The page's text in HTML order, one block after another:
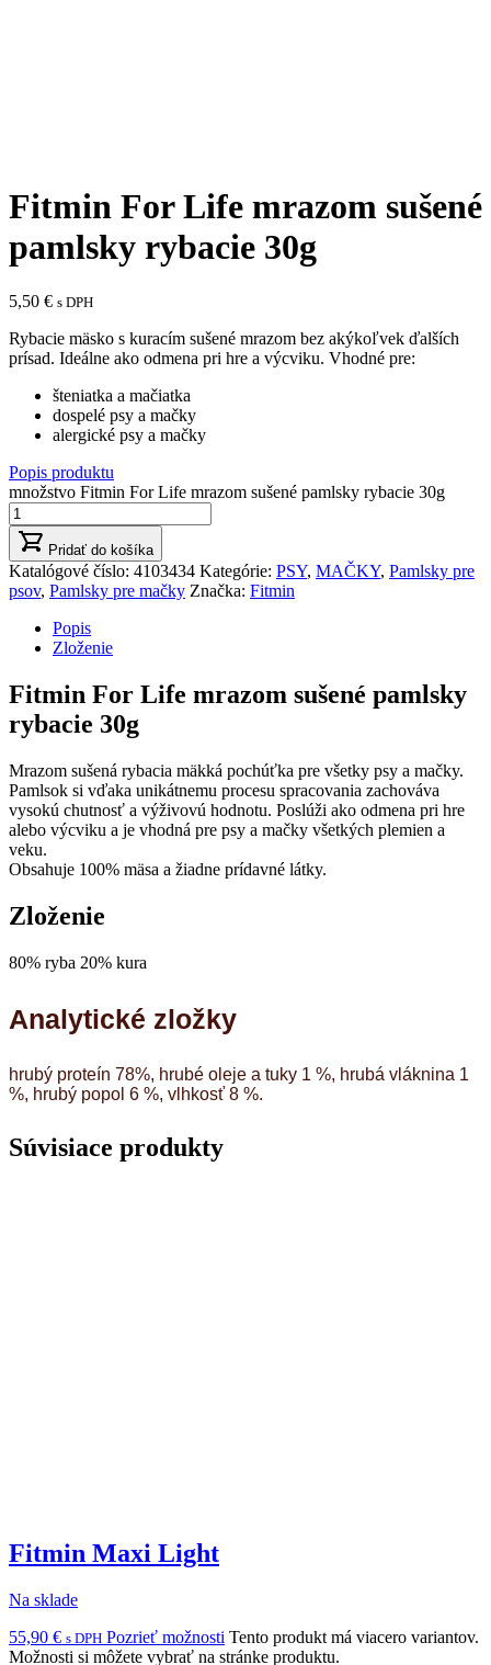
Fitmin For Life mrazom sušené
pamlsky rybacie 30g
5,50 € s DPH
Rybacie mäsko s kuracím sušené mrazom bez akýkoľvek ďalších
prísad. Ideálne ako odmena pri hre a výcviku. Vhodné pre:
šteniatka a mačiatka
dospelé psy a mačky
alergické psy a mačky
Popis produktu
množstvo Fitmin For Life mrazom sušené pamlsky rybacie 30g
Pridať do košíka
Katalógové číslo: 4103434 Kategórie: PSY, MAČKY, Pamlsky pre
psov, Pamlsky pre mačky Značka: Fitmin
Popis
Zloženie
Fitmin For Life mrazom sušené pamlsky
rybacie 30g
Mrazom sušená rybacia mäkká pochúťka pre všetky psy a mačky.
Pamlsok si vďaka unikátnemu procesu spracovania zachováva
vysokú chutnosť a výživovú hodnotu. Poslúži ako odmena pri hre
alebo výcviku a je vhodná pre psy a mačky všetkých plemien a
veku.
Obsahuje 100% mäsa a žiadne prídavné látky.
Zloženie
80% ryba 20% kura
Analytické zložky
hrubý proteín 78%, hrubé oleje a tuky 1 %, hrubá vláknina 1
%, hrubý popol 6 %, vlhkosť 8 %.
Súvisiace produkty
Fitmin Maxi Light
Na sklade
55,90 € s DPH Pozrieť možnosti Tento produkt má viacero variantov.
Možnosti si môžete vybrať na stránke produktu.